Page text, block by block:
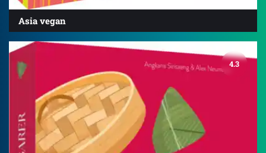
Asia vegan
4.3